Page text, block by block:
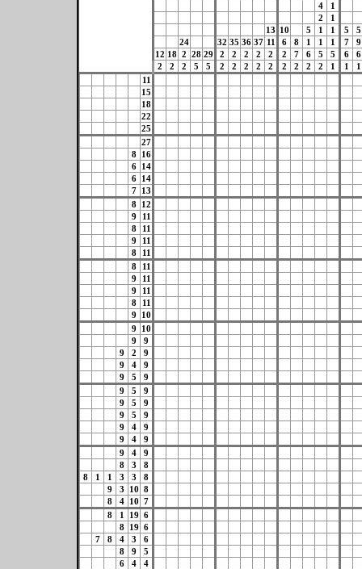
4
1
2
1
13 10 5 1 1 5
5
24
32 35 36 37 11 6 8 1 1 1 7
9
12 18 2 28 29 2 2 2 2 2 2 7 6 5 5 6
6
2
2 2 5 5 2 2 2 2 2 2 2 2 2 1 1
1
11
15
18
22
25
27
8 16
6 14
6 14
7 13
8 12
9
11
8
11
9
11
8
11
8
11
9
11
9
11
8
11
9
10
9
10
9
9
9
2
9
9
4
9
9
5
9
9
5
9
9
5
9
9
5
9
9
4
9
9
4
9
9
4
9
8
3
8
8
1 1 3 3
8
9
3 10 8
8
4 10 7
8
1 19 6
8 19 6
7
8 4 3
6
8
9
5
6
4
4